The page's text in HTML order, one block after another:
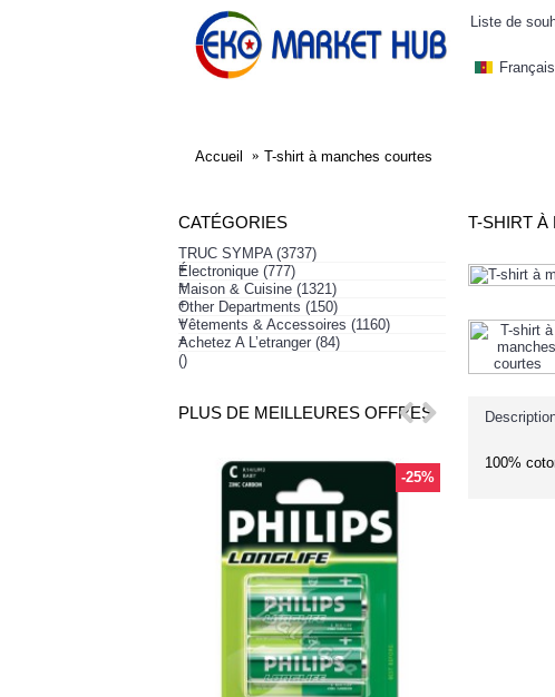
Liste de
Français
Accueil T-shirt à manches courtes
CATÉGORIES
TRUC SYMPA (3737)
+
Électronique (777)
+
Maison & Cuisine (1321)
+
Other Departments (150)
+
Vêtements & Accessoires (1160)
+
Achetez A L’etranger (84)
()
PLUS DE MEILLEURES OFFRES
-25%
T-SHIRT À
100%